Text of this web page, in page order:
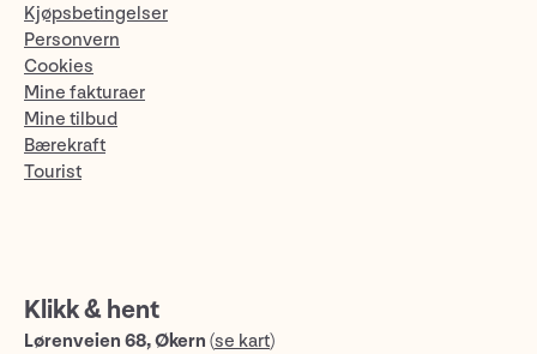
Kjøpsbetingelser
Personvern
Cookies
Mine fakturaer
Mine tilbud
Bærekraft
Tourist
Klikk & hent
Lørenveien 68, Økern (se kart)